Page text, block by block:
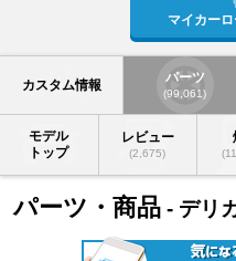
マイカーロ
カスタム情報 パーツ
(99,061)
モデル
トップ
レビュー
(2,675)
パーツ・商品 - デリ